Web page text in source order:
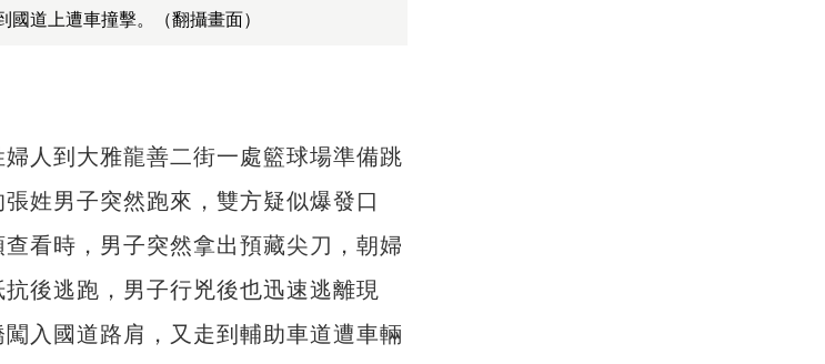
道上遭車撞擊。（翻攝畫面）
人到大雅龍善二街一處籃球場準備跳
姓男子突然跑來，雙方疑似爆發口
看時，男子突然拿出預藏尖刀 ，朝婦
後逃跑，男子行兇後也迅速逃離現
入國道路肩，又走到輔助車道遭車輛